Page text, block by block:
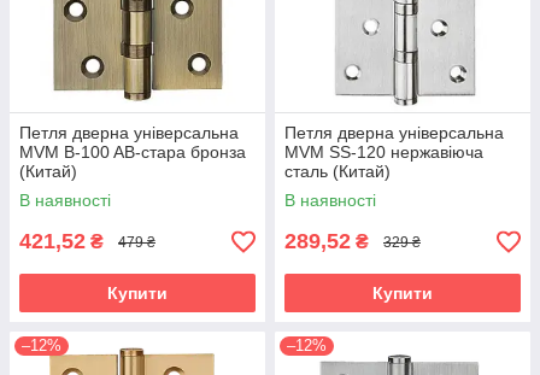
Петля дверна універсальна
MVM B-100 AB-стара бронза
(Китай)
В наявності
421,52 ₴ 479 ₴
Купити
Петля дверна універсальна
MVM SS-120 нержавіюча
сталь (Китай)
В наявності
289,52 ₴ 329 ₴
Купити
–12% –12%